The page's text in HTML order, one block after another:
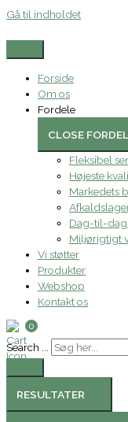
Gå til indholdet
Forside
Om os
Fordele
CLOSE
Fleksibel
Højeste
Markedets
Dag-til-
Miljørigtigt
Vi støtter
Produkter
Webshop
Kontakt os
0
Search ...
RESULTATER